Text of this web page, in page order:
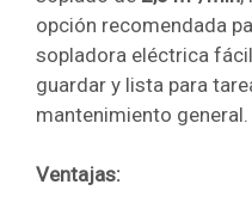
opción recomendada
sopladora eléctrica
guardar y lista para
mantenimiento general.
Ventajas: